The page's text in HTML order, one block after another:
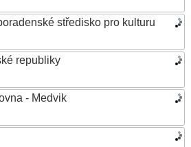
středisko pro kulturu
republiky
- Medvik